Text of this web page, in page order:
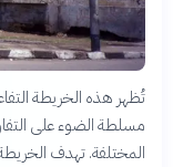
مسلطة الضوء على
المختلفة. تهدف